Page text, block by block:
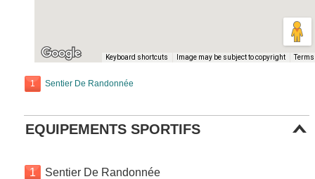
Keyboard shortcuts Image may be subject to copyright Terms
1 Sentier De Randonnée
EQUIPEMENTS SPORTIFS
1 Sentier De Randonnée